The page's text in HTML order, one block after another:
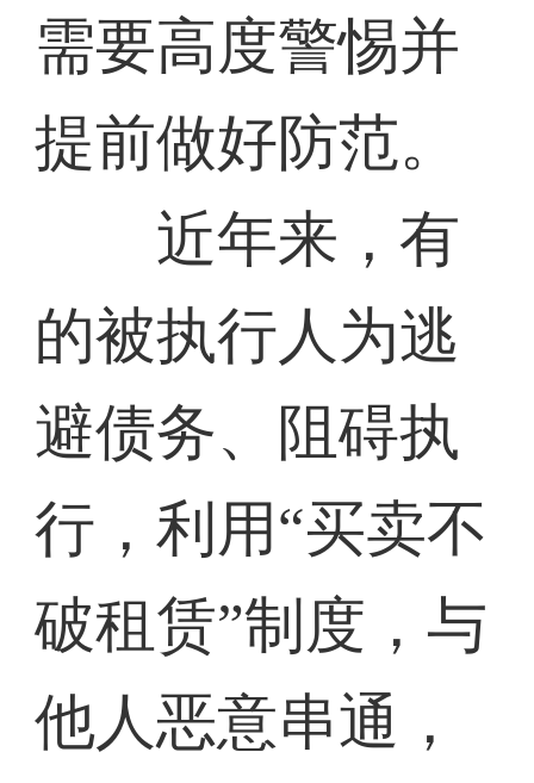
需要高度警惕并
提前做好防范。
近年来，有
的被执行人为逃
避债务、阻碍执
行，利用“买卖不
破租赁”制度，与
他人恶意串通，